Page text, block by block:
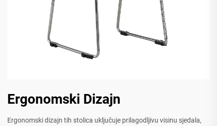
Ergonomski Dizajn
Ergonomski dizajn tih stolica uključuje prilagodljivu visinu sjedala,